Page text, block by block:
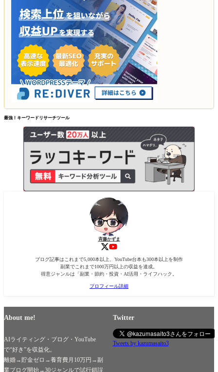
最強！キーワードリサーチツール
斉藤かずま
ブログ記事はこれまで5,000本以上、YouTube台本も300本以上を制作
副業でこれまで1000万円以上の収益を達成。
得意ジャンルは「副業・節約・投資・AI活用・ライフハック。
プロフィール詳細
About me!
AIライティング・ブログ・YouTube
で“好き”を収益化。
離婚→貯金ゼロ→養育費月10万円→副
業ブログ開始→30ジャンルで試行錯誤
Twitter
Tweets by kazumasaito3